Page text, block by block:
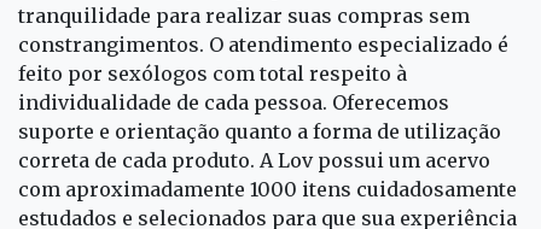
tranquilidade para realizar suas compras sem
constrangimentos. O atendimento especializado é
feito por sexólogos com total respeito à
individualidade de cada pessoa. Oferecemos
suporte e orientação quanto a forma de utilização
correta de cada produto. A Lov possui um acervo
com aproximadamente 1000 itens cuidadosamente
estudados e selecionados para que sua experiência